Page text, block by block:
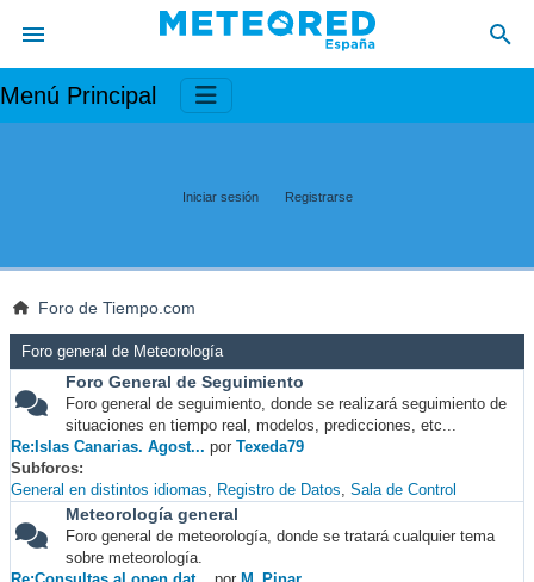
Menú Principal
Iniciar sesión Registrarse
Foro de Tiempo.com
Foro general de Meteorología
Foro General de Seguimiento
Foro general de seguimiento, donde se realizará seguimiento de
situaciones en tiempo real, modelos, predicciones, etc...
Re:Islas Canarias. Agost... por Texeda79
Subforos
General en distintos idiomas
Registro de Datos Sala de Control
Meteorología general
Foro general de meteorología, donde se tratará cualquier tema
sobre meteorología.